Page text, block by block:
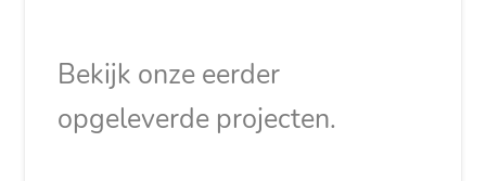
Bekijk onze eerder
opgeleverde projecten.